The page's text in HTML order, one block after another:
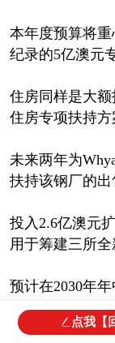
本年度预算将
纪录的5亿澳元
住房同样是大
住房专项扶持方
未来两年为
扶持该钢厂的出
投入2.6亿澳元
用于筹建三所全
预计在2030年
亿澳元，每日
为6746万澳元。
点我【